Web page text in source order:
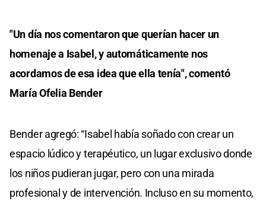
"Un día nos comentaron que querían hacer un
homenaje a Isabel, y automáticamente nos
acordamos de esa idea que ella tenía", comentó
María Ofelia Bender
Bender agregó: “Isabel había soñado con crear un
espacio lúdico y terapéutico, un lugar exclusivo donde
los niños pudieran jugar, pero con una mirada
profesional y de intervención. Incluso en su momento,